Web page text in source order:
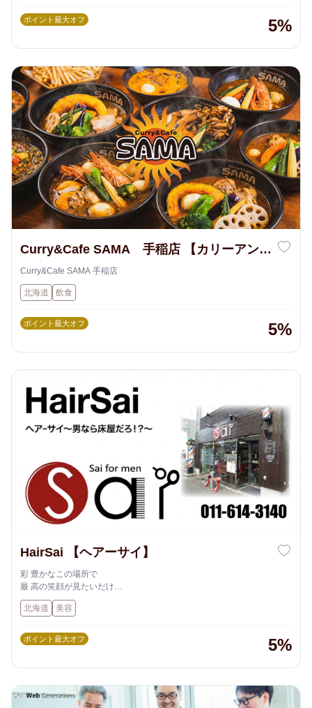
ポイント最大オフ 5%
Curry&Cafe SAMA 手稲店 【カリーアンド
カフェ サマ】
Curry&Cafe SAMA 手稲店
北海道 飲食
ポイント最大オフ 5%
HairSai 【ヘアーサイ】
彩 豊かなこの場所で
最 高の笑顔が見たいだけ
歳 など関係なく
再 び輝けるように
北海道 美容
ポイント最大オフ 5%